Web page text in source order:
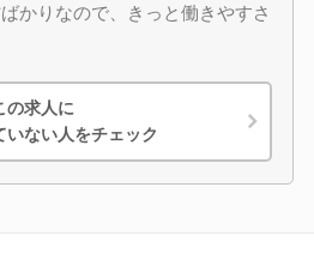
かりなので、きっと働きやすさ
の求人に
いない人をチェック